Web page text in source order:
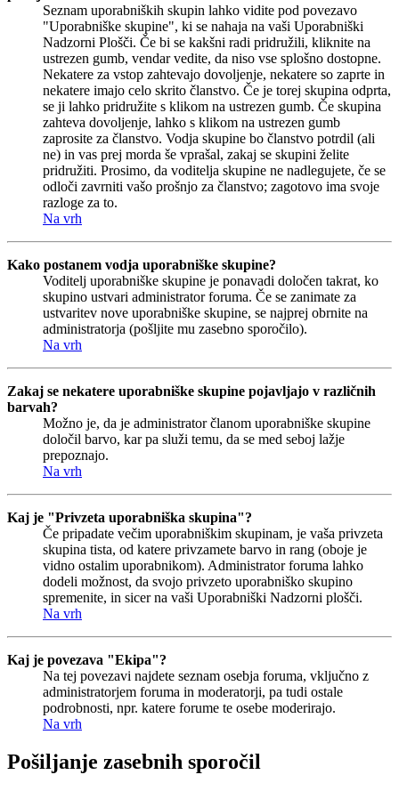
Seznam uporabniških skupin lahko vidite pod povezavo
"Uporabniške skupine", ki se nahaja na vaši Uporabniški
Nadzorni Plošči. Če bi se kakšni radi pridružili, kliknite na
ustrezen gumb, vendar vedite, da niso vse splošno dostopne.
Nekatere za vstop zahtevajo dovoljenje, nekatere so zaprte in
nekatere imajo celo skrito članstvo. Če je torej skupina odprta,
se ji lahko pridružite s klikom na ustrezen gumb. Če skupina
zahteva dovoljenje, lahko s klikom na ustrezen gumb
zaprosite za članstvo. Vodja skupine bo članstvo potrdil (ali
ne) in vas prej morda še vprašal, zakaj se skupini želite
pridružiti. Prosimo, da voditelja skupine ne nadlegujete, če se
odloči zavrniti vašo prošnjo za članstvo; zagotovo ima svoje
razloge za to.
Na vrh
Kako postanem vodja uporabniške skupine?
Voditelj uporabniške skupine je ponavadi določen takrat, ko
skupino ustvari administrator foruma. Če se zanimate za
ustvaritev nove uporabniške skupine, se najprej obrnite na
administratorja (pošljite mu zasebno sporočilo).
Na vrh
Zakaj se nekatere uporabniške skupine pojavljajo v različnih
barvah?
Možno je, da je administrator članom uporabniške skupine
določil barvo, kar pa služi temu, da se med seboj lažje
prepoznajo.
Na vrh
Kaj je "Privzeta uporabniška skupina"?
Če pripadate večim uporabniškim skupinam, je vaša privzeta
skupina tista, od katere privzamete barvo in rang (oboje je
vidno ostalim uporabnikom). Administrator foruma lahko
dodeli možnost, da svojo privzeto uporabniško skupino
spremenite, in sicer na vaši Uporabniški Nadzorni plošči.
Na vrh
Kaj je povezava "Ekipa"?
Na tej povezavi najdete seznam osebja foruma, vključno z
administratorjem foruma in moderatorji, pa tudi ostale
podrobnosti, npr. katere forume te osebe moderirajo.
Na vrh
Pošiljanje zasebnih sporočil